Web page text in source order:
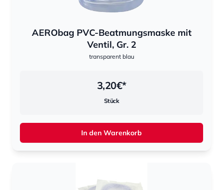
AERObag PVC-Beatmungsmaske mit
Ventil, Gr. 2
transparent blau
3,20€*
Stück
In den Warenkorb